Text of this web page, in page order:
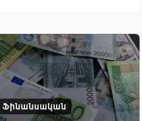
Ֆինանսական